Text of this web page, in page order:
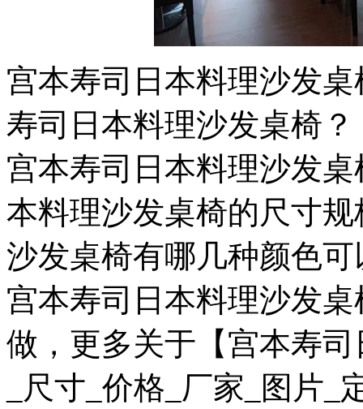
宫本寿司日本料理沙发
寿司日本料理沙发桌椅？
宫本寿司日本料理沙发
本料理沙发桌椅的尺寸
沙发桌椅有哪几种颜色
宫本寿司日本料理沙发
做，更多关于【宫本寿
_尺寸_价格_厂家_图片